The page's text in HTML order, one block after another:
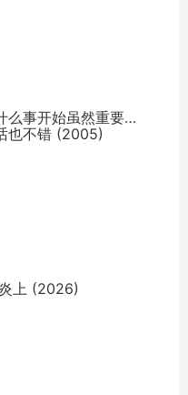
么事开始虽然重要但
也不错 (2005)
上 (2026)